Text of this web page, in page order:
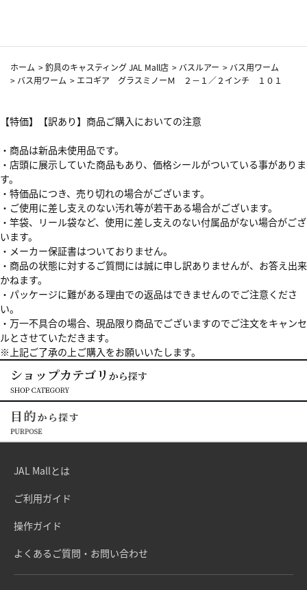
ホーム >釣具のキャスティング JAL Mall店 > バスルアー > バス用ワーム
> バス用ワーム > エコギア グラスミノーＭ ２－１／２インチ １０１
【特価】【訳あり】商品ご購入においての注意
・商品は新品未使用品です。
・店頭に展示していた商品もあり、価格シールがついている事がありま
す。
・特価品につき、売り切れの場合がございます。
・ご使用に差し支えのない汚れ等が若干ある場合がございます。
・竿袋、リール袋など、使用に差し支えのない付属品がない場合がござ
います。
・メーカー保証書はついておりません。
・商品の状態に対するご質問には誠に申し訳ありませんが、お答え出来
かねます。
・パッケージに難がある理由での返品はできませんのでご注意くださ
い。
・万一不具合の場合、現品限り商品でございますのでご注文をキャンセ
ルとさせていただきます。
※上記ご了承の上ご購入をお願いいたします。
JAL Mallとは
ご利用ガイド
操作ガイド
よくあるご質問・お問い合わせ